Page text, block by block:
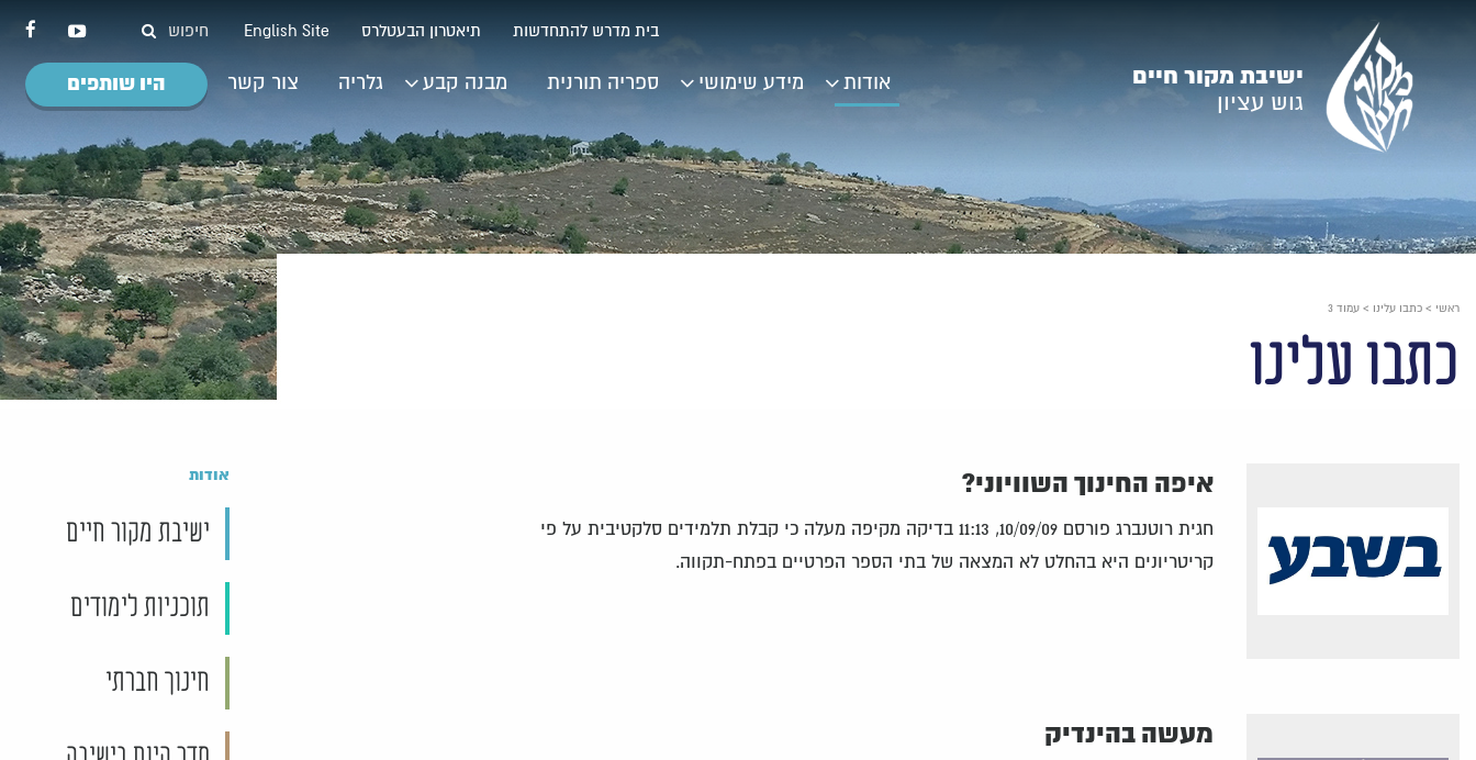
ישיבת מקור חיים
גוש עציון
בית מדרש להתחדשות תיאטרון הבעטלרס English Site
אודות מידע שימושי ספריה תורנית מבנה קבע גלריה צור קשר היו שותפים
ראשי > כתבו עלינו > עמוד 3
כתבו עלינו
איפה החינוך השוויוני?
חגית רוטנברג פורסם 10/09/09, 11:13 בדיקה מקיפה מעלה כי קבלת תלמידים סלקטיבית על פי
קריטריונים היא בהחלט לא המצאה של בתי הספר הפרטיים בפתח-תקווה.
מעשה בהינדיק
אודות
ישיבת מקור חיים
תוכניות לימודים
חינוך חברתי